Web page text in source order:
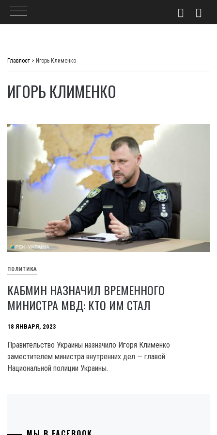
Главпост > Игорь Клименко
ИГОРЬ КЛИМЕНКО
ПОЛИТИКА
КАБМИН НАЗНАЧИЛ ВРЕМЕННОГО
МИНИСТРА МВД: КТО ИМ СТАЛ
18 ЯНВАРЯ, 2023
Правительство Украины назначило Игоря Клименко
заместителем министра внутренних дел — главой
Национальной полиции Украины.